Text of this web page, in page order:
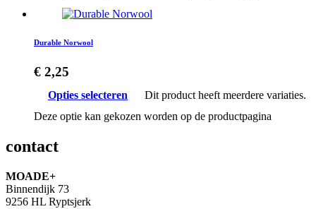
Durable Norwool
€ 2,25
Opties selecteren
Dit product heeft meerdere variaties.
Deze optie kan gekozen worden op de productpagina
contact
MOADE+
Binnendijk 73
9256 HL Ryptsjerk